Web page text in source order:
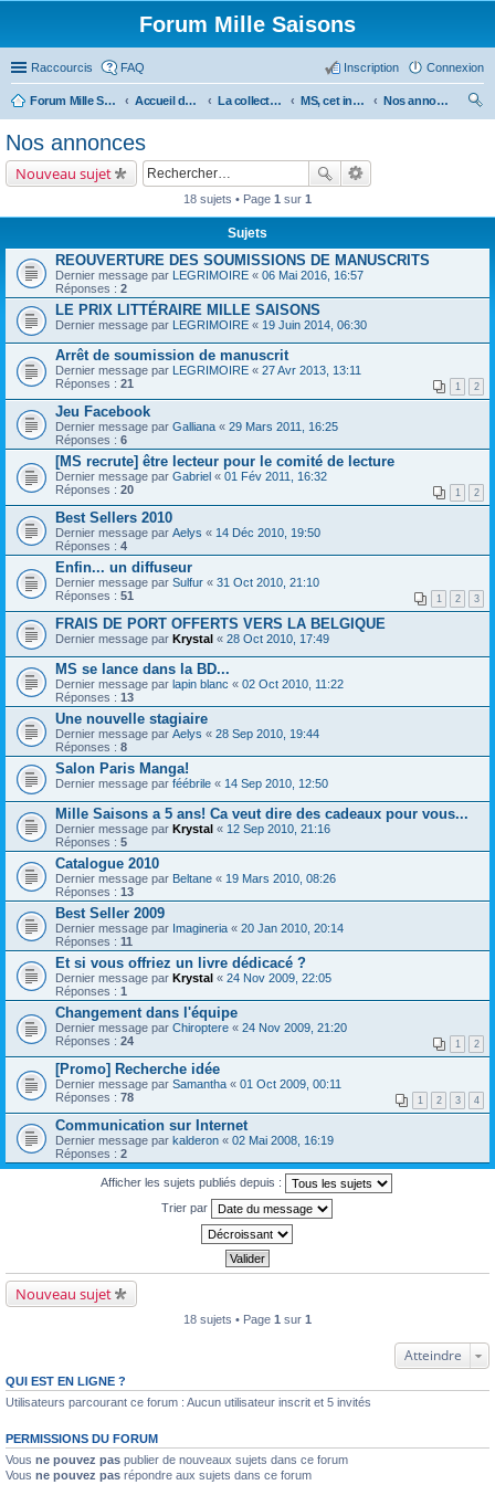
Forum Mille Saisons
Raccourcis FAQ Connexion
Inscription
Forum Mille Saisons Accueil du forum La collection Mille Saisons MS, cet inconnu !
Nos annonces
Nos annonces
Nouveau sujet
18 sujets • Page 1 sur 1
Sujets
REOUVERTURE DES SOUMISSIONS DE MANUSCRITS
Dernier message par LEGRIMOIRE « 06 Mai 2016, 16:57
Réponses : 2
LE PRIX LITTÉRAIRE MILLE SAISONS
Dernier message par LEGRIMOIRE « 19 Juin 2014, 06:30
Arrêt de soumission de manuscrit
Dernier message par LEGRIMOIRE « 27 Avr 2013, 13:11
Réponses : 21 1 2
Jeu Facebook
Dernier message par Galliana « 29 Mars 2011, 16:25
Réponses : 6
[MS recrute] être lecteur pour le comité de lecture
Dernier message par Gabriel « 01 Fév 2011, 16:32
Réponses : 20 1 2
Best Sellers 2010
Dernier message par Aelys « 14 Déc 2010, 19:50
Réponses : 4
Enfin... un diffuseur
Dernier message par Sulfur « 31 Oct 2010, 21:10
Réponses : 51 1 2 3
FRAIS DE PORT OFFERTS VERS LA BELGIQUE
Dernier message par Krystal « 28 Oct 2010, 17:49
MS se lance dans la BD...
Dernier message par lapin blanc « 02 Oct 2010, 11:22
Réponses : 13
Une nouvelle stagiaire
Dernier message par Aelys « 28 Sep 2010, 19:44
Réponses : 8
Salon Paris Manga!
Dernier message par féébrile « 14 Sep 2010, 12:50
Mille Saisons a 5 ans! Ca veut dire des cadeaux pour vous...
Dernier message par Krystal « 12 Sep 2010, 21:16
Réponses : 5
Catalogue 2010
Dernier message par Beltane « 19 Mars 2010, 08:26
Réponses : 13
Best Seller 2009
Dernier message par Imagineria « 20 Jan 2010, 20:14
Réponses : 11
Et si vous offriez un livre dédicacé ?
Dernier message par Krystal « 24 Nov 2009, 22:05
Réponses : 1
Changement dans l'équipe
Dernier message par Chiroptere « 24 Nov 2009, 21:20
Réponses : 24 1 2
[Promo] Recherche idée
Dernier message par Samantha « 01 Oct 2009, 00:11
Réponses : 78 1 2 3 4
Communication sur Internet
Dernier message par kalderon « 02 Mai 2008, 16:19
Réponses : 2
Afficher les sujets publiés depuis :
Trier par
Nouveau sujet
18 sujets • Page 1 sur 1
Atteindre
QUI EST EN LIGNE ?
Utilisateurs parcourant ce forum : Aucun utilisateur inscrit et 5 invités
PERMISSIONS DU FORUM
Vous ne pouvez pas publier de nouveaux sujets dans ce forum
Vous ne pouvez pas répondre aux sujets dans ce forum